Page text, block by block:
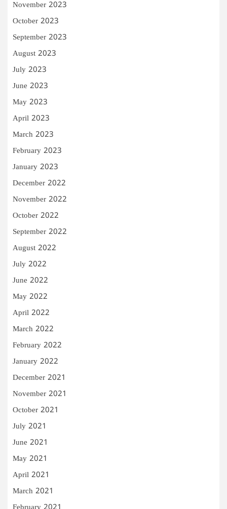
November 2023
October 2023
September 2023
August 2023
July 2023
June 2023
May 2023
April 2023
March 2023
February 2023
January 2023
December 2022
November 2022
October 2022
September 2022
August 2022
July 2022
June 2022
May 2022
April 2022
March 2022
February 2022
January 2022
December 2021
November 2021
October 2021
July 2021
June 2021
May 2021
April 2021
March 2021